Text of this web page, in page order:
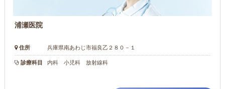
浦瀬医院
住所 兵庫県南あわじ市福良乙２８０－１
診療科目 内科 小児科 放射線科